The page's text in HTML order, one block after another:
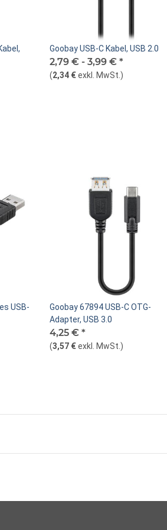
Goobay USB-C Kabel, USB 2.0
2,79 € - 3,99 € *
(2,34 €exkl. MwSt. )
USB-
Goobay 67894 USB-C OTG-
Adapter, USB 3.0
4,25 € *
(3,57 €exkl. MwSt. )